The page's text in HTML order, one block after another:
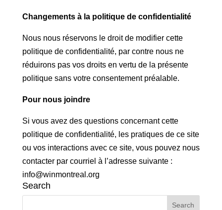
Changements à la politique de confidentialité
Nous nous réservons le droit de modifier cette
politique de confidentialité, par contre nous ne
réduirons pas vos droits en vertu de la présente
politique sans votre consentement préalable.
Pour nous joindre
Si vous avez des questions concernant cette
politique de confidentialité, les pratiques de ce site
ou vos interactions avec ce site, vous pouvez nous
contacter par courriel à l’adresse suivante :
info@winmontreal.org
Search